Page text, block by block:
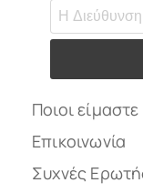
Ποιοι είμαστε
Επικοινωνία
Συχνές